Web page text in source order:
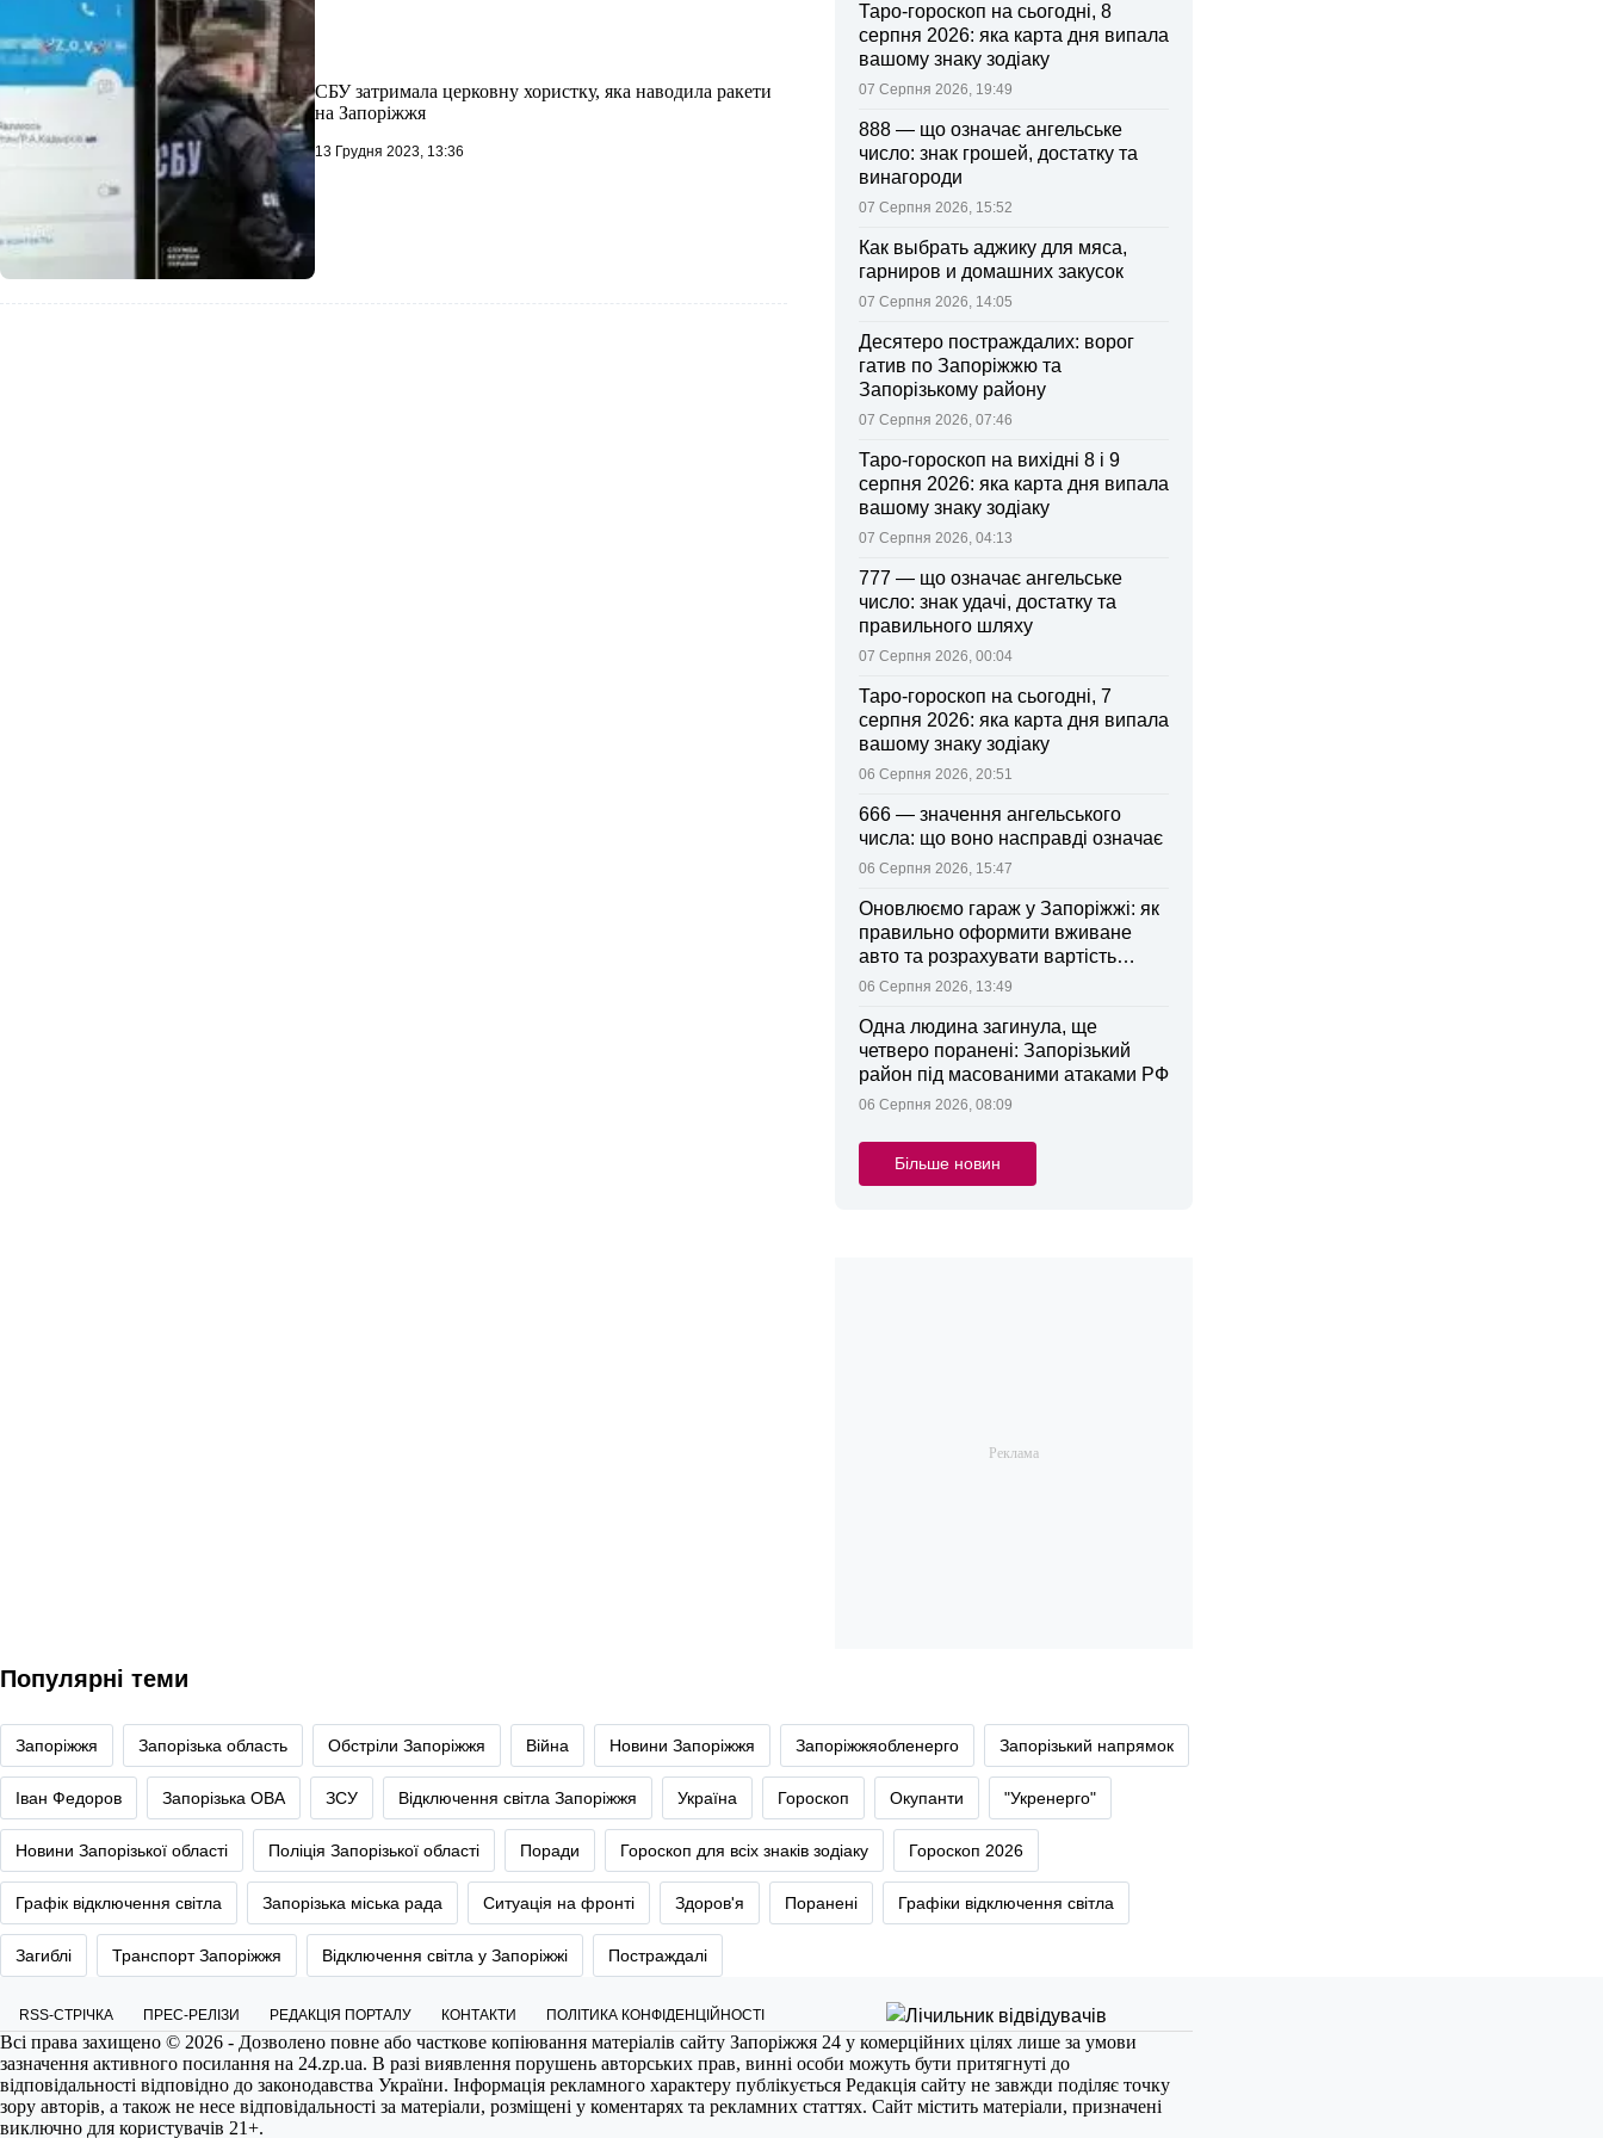
СБУ затримала церковну хористку, яка наводила ракети
на Запоріжжя
13 Грудня 2023, 13:36
Таро-гороскоп на сьогодні, 8
серпня 2026: яка карта дня випала
вашому знаку зодіаку
07 Серпня 2026, 19:49
888 — що означає ангельське
число: знак грошей, достатку та
винагороди
07 Серпня 2026, 15:52
Как выбрать аджику для мяса,
гарниров и домашних закусок
07 Серпня 2026, 14:05
Десятеро постраждалих: ворог
гатив по Запоріжжю та
Запорізькому району
07 Серпня 2026, 07:46
Таро-гороскоп на вихідні 8 і 9
серпня 2026: яка карта дня випала
вашому знаку зодіаку
07 Серпня 2026, 04:13
777 — що означає ангельське
число: знак удачі, достатку та
правильного шляху
07 Серпня 2026, 00:04
Таро-гороскоп на сьогодні, 7
серпня 2026: яка карта дня випала
вашому знаку зодіаку
06 Серпня 2026, 20:51
666 — значення ангельського
числа: що воно насправді означає
06 Серпня 2026, 15:47
Оновлюємо гараж у Запоріжжі: як
правильно оформити вживане
авто та розрахувати вартість
поліса
06 Серпня 2026, 13:49
Одна людина загинула, ще
четверо поранені: Запорізький
район під масованими атаками РФ
06 Серпня 2026, 08:09
Більше новин
Популярні теми
Запоріжжя Запорізька область Обстріли Запоріжжя Війна Новини Запоріжжя Запоріжжяобленерго Запорізький напрямок
Іван Федоров Запорізька ОВА ЗСУ Відключення світла Запоріжжя Україна Гороскоп Окупанти "Укренерго"
Новини Запорізької області Поліція Запорізької області Поради Гороскоп для всіх знаків зодіаку Гороскоп 2026
Графік відключення світла Запорізька міська рада Ситуація на фронті Здоров'я Поранені Графіки відключення світла
Загиблі Транспорт Запоріжжя Відключення світла у Запоріжжі Постраждалі
RSS-СТРІЧКА ПРЕС-РЕЛІЗИ РЕДАКЦІЯ ПОРТАЛУ КОНТАКТИ ПОЛІТИКА КОНФІДЕНЦІЙНОСТІ
Всі права захищено © 2026 - Дозволено повне або часткове копіювання матеріалів сайту Запоріжжя 24 у комерційних цілях лише за умови
зазначення активного посилання на 24.zp.ua. В разі виявлення порушень авторських прав, винні особи можуть бути притягнуті до
відповідальності відповідно до законодавства України. Інформація рекламного характеру публікується Редакція сайту не завжди поділяє точку
зору авторів, а також не несе відповідальності за матеріали, розміщені у коментарях та рекламних статтях. Сайт містить матеріали, призначені
виключно для користувачів 21+.